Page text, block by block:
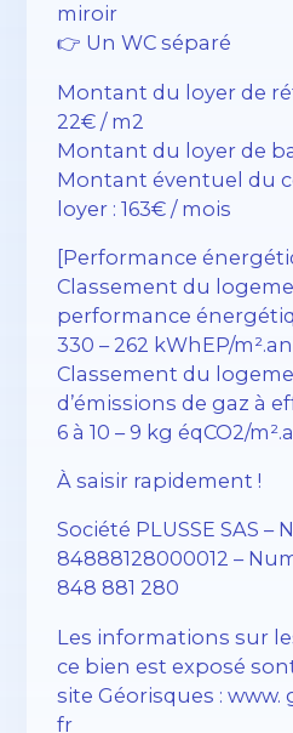
miroir
👉 Un WC séparé
Montant du loyer de
22€ / m2
Montant du loyer de
Montant éventuel du
loyer : 163€ / mois
[Performance
Classement du
performance
330 – 262 kWhEP/m².an
Classement du
d’émissions de gaz à
6 à 10 – 9 kg éqCO2/
À saisir rapidement !
Société PLUSSE SAS –
84888128000012 –
848 881 280
Les informations sur
ce bien est exposé
site Géorisques : www.
fr